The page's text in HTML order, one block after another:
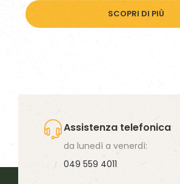
SCOPRI DI PIÙ
Assistenza telefonica
da lunedì a venerdì:
049 559 4011